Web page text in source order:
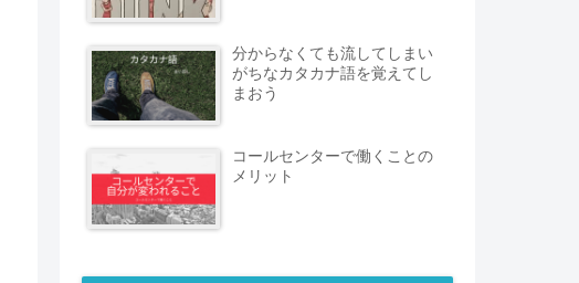
分からなくても流してしまい
がちなカタカナ語を覚えてし
まおう
コールセンターで働くことの
メリット